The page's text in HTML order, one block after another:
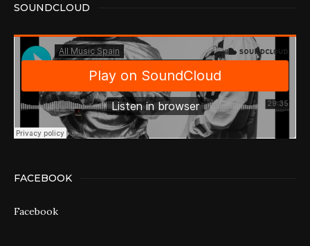
SOUNDCLOUD
FACEBOOK
Facebook